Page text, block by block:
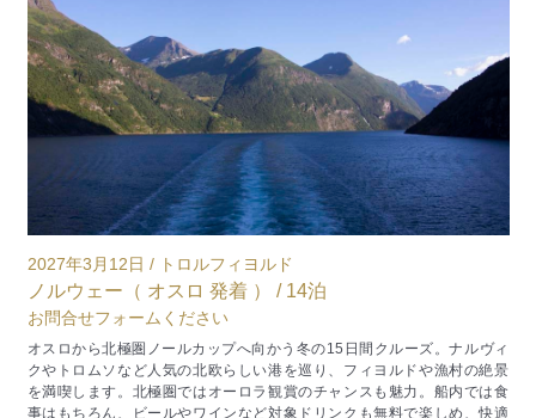
2027年6月13日 / ポラーリス
ノルウェー（ ベルゲン 発着 ） / 11泊
お問合せフォームください
“世界一美しい船旅”と称されるフッティルーテンで巡るノルウェー沿岸
の絶景クルーズ。世界遺産ゲイランゲルフィヨルドをはじめ、雄大なフ
ィヨルドと点在する港町を訪れます。白夜に包まれるベストシーズンの
6月、刻々と変わる幻想的な景色を満喫できる贅沢な船旅です。